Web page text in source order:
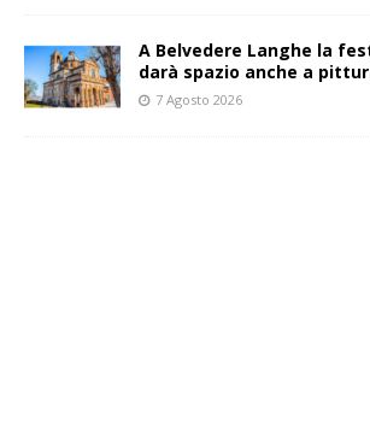
A Belvedere Langhe la
darà spazio anche a
7 Agosto 2026